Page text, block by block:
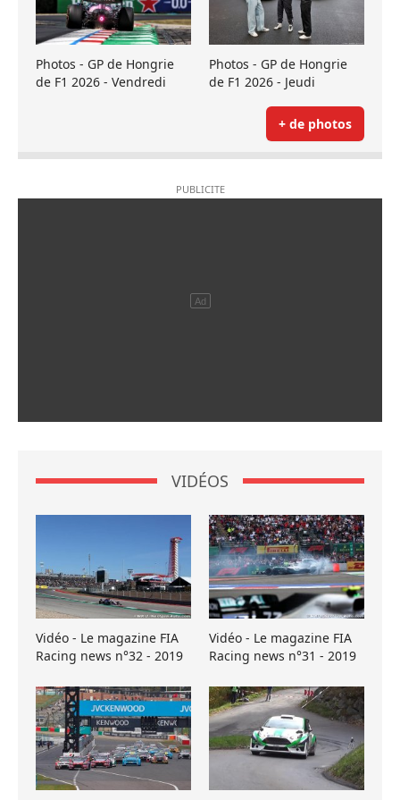
Photos - GP de Hongrie
de F1 2026 - Vendredi
Photos - GP de Hongrie
de F1 2026 - Jeudi
+ de photos
VIDÉOS
Vidéo - Le magazine FIA
Racing news n°32 - 2019
Vidéo - Le magazine FIA
Racing news n°31 - 2019